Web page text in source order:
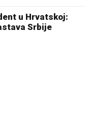
u Hrvatskoj:
Srbije